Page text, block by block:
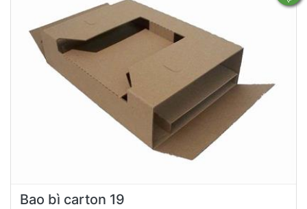
Bao bì carton 19